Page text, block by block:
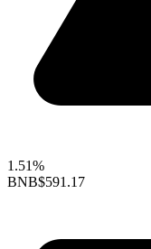
1.51%
BNB$591.17